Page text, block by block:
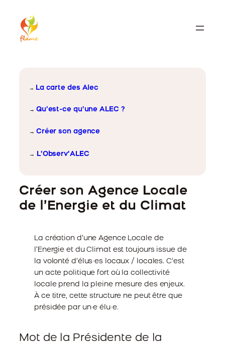
content
→ La carte des Alec
→ Qu’est-ce qu’une ALEC ?
→ Créer son agence
→ L’Observ’ALEC
Créer son Agence Locale
de l’Energie et du Climat
La création d’une Agence Locale de
l’Energie et du Climat est toujours issue de
la volonté d’élus∙es locaux / locales. C’est
un acte politique fort où la collectivité
locale prend la pleine mesure des enjeux.
À ce titre, cette structure ne peut être que
présidée par un∙e élu∙e.
Mot de la Présidente de la